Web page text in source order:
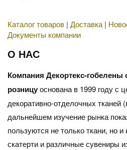
Каталог товаров | Доставка |
Документы компании
О НАС
Компания Декортекс-гобелены
розницуоснована в 1999 году с
декоративно-отделочных тканей
дальнейшем изучение рынка
пользуются не только ткани, но
скатерти и различные сувениры